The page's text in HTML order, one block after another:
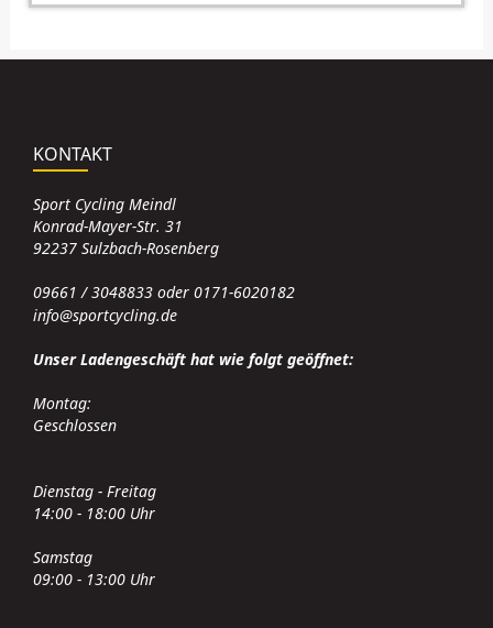
KONTAKT
Sport Cycling Meindl
Konrad-Mayer-Str. 31
92237 Sulzbach-Rosenberg
09661 / 3048833 oder 0171-6020182
info@sportcycling.de
Unser Ladengeschäft hat wie folgt geöffnet:
Montag:
Geschlossen
Dienstag - Freitag
14:00 - 18:00 Uhr
Samstag
09:00 - 13:00 Uhr